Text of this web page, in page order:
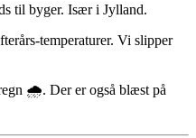
til byger. Især i Jylland.
temperaturer. Vi slipper
🌧️. Der er også blæst på